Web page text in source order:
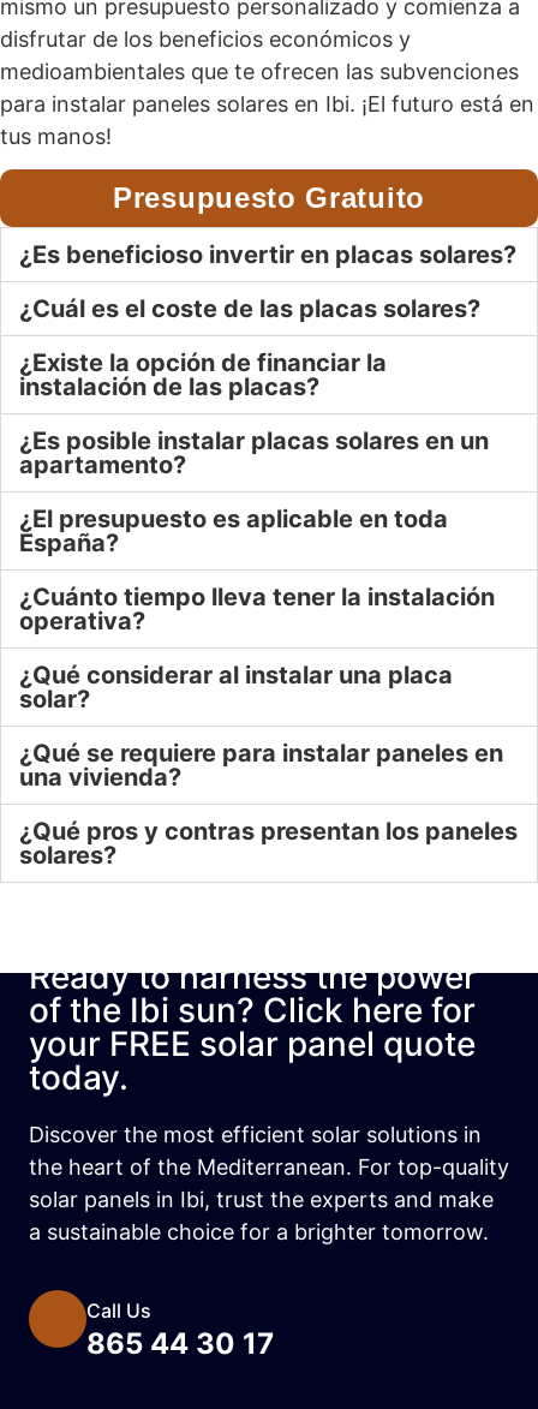
mismo un presupuesto personalizado y comienza a
disfrutar de los beneficios económicos y
medioambientales que te ofrecen las subvenciones
para instalar paneles solares en Ibi. ¡El futuro está en
tus manos!
Presupuesto Gratuito
¿Es beneficioso invertir en placas solares?
¿Cuál es el coste de las placas solares?
¿Existe la opción de financiar la
instalación de las placas?
¿Es posible instalar placas solares en un
apartamento?
¿El presupuesto es aplicable en toda
España?
¿Cuánto tiempo lleva tener la instalación
operativa?
¿Qué considerar al instalar una placa
solar?
¿Qué se requiere para instalar paneles en
una vivienda?
¿Qué pros y contras presentan los paneles
solares?
Ready to harness the power
of the Ibi sun? Click here for
your FREE solar panel quote
today.
Discover the most efficient solar solutions in
the heart of the Mediterranean. For top-quality
solar panels in Ibi, trust the experts and make
a sustainable choice for a brighter tomorrow.
Call Us
865 44 30 17